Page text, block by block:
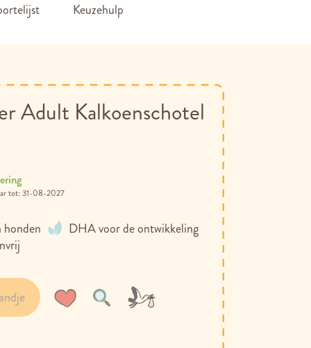
Keuzehulp
Adult Kalkoenschotel
honden
DHA voor de ontwikkeling
31-08-2027
Voeg
Toevoegen